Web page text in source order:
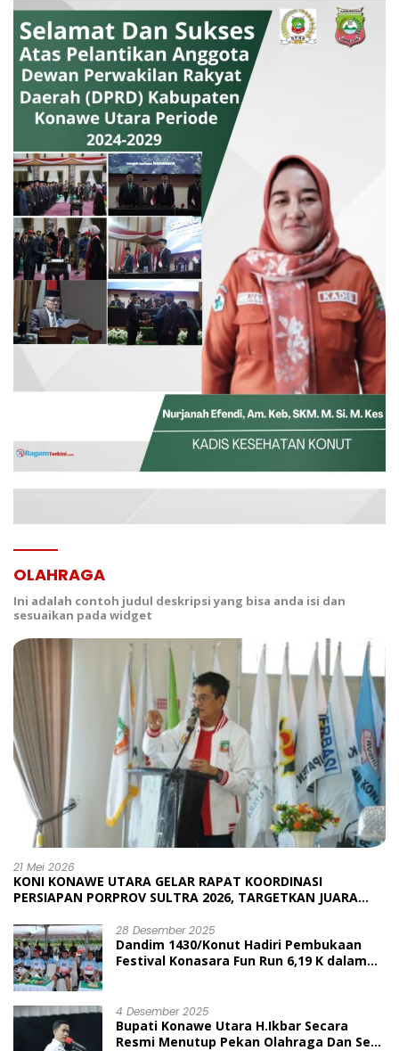
OLAHRAGA
Ini adalah contoh judul deskripsi yang bisa anda isi dan
sesuaikan pada widget
21 Mei 2026
KONI KONAWE UTARA GELAR RAPAT KOORDINASI
PERSIAPAN PORPROV SULTRA 2026, TARGETKAN JUARA
28 Desember 2025
Dandim 1430/Konut Hadiri Pembukaan
Festival Konasara Fun Run 6,19 K dalam
4 Desember 2025
Bupati Konawe Utara H.Ikbar Secara
Resmi Menutup Pekan Olahraga Dan Seni